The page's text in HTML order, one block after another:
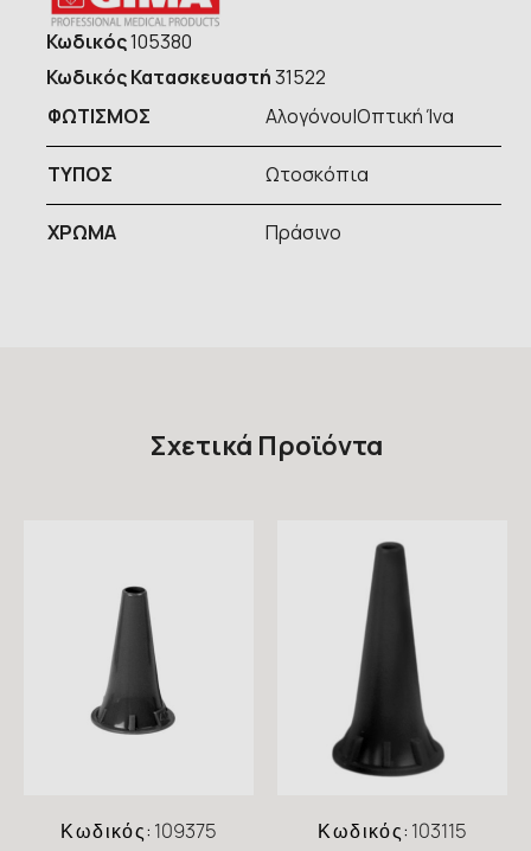
Κωδικός105380
Κωδικός Κατασκευαστή31522
ΦΩΤΙΣΜΟΣ
Αλογόνου|Οπτική Ίνα
ΤΥΠOΣ Ωτοσκόπια
ΧΡΩΜΑ Πράσινο
Σχετικά Προϊόντα
Κωδικός: 109375 Κωδικός: 103115